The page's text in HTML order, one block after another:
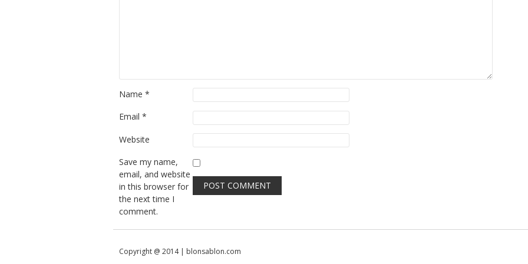
Name *
Email *
Website
Save my name,
email, and website
in this browser for
the next time I
comment.
Copyright @ 2014 | blonsablon.com